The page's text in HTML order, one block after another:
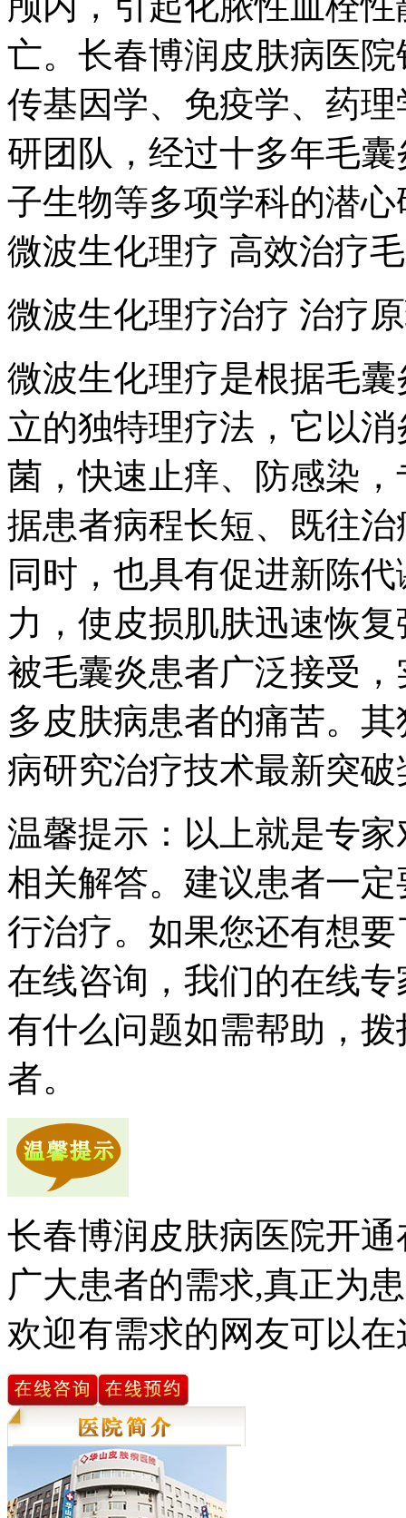
亡。长春博润皮肤病医
传基因学、免疫学、药
研团队，经过十多年毛
子生物等多项学科的潜
微波生化理疗 高效治疗
微波生化理疗治疗 治疗
微波生化理疗是根据毛
立的独特理疗法，它以
菌，快速止痒、防感染
据患者病程长短、既往
同时，也具有促进新陈
力，使皮损肌肤迅速恢
被毛囊炎患者广泛接受
多皮肤病患者的痛苦。
病研究治疗技术最新突破
温馨提示：以上就是专
相关解答。建议患者一
行治疗。如果您还有想
在线咨询，我们的在线
有什么问题如需帮助，拨
者。
长春博润皮肤病医院开
广大患者的需求,真正为
欢迎有需求的网友可以